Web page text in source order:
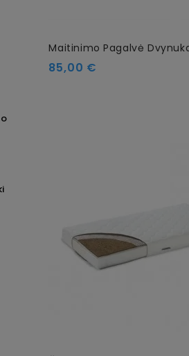
Maitinimo Pagalvė
85,00 €